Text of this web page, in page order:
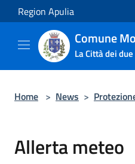
Salta al contenuto principale
Region Apulia
Comune
La Città dei
Home > News >
Allerta meteo